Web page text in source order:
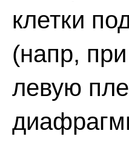
клетки
(напр,
левую